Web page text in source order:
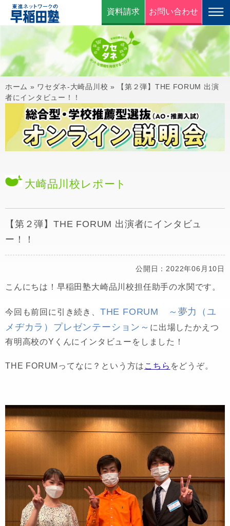
資料請求 お問い合わせ
ホーム » ワセダネ-大崎品川校 »
【第２弾】THE FORUM 出演
者にインタビュー！！
大崎品川校 レポート
【第２弾】THE FORUM 出演者にインタビュ
ー！！
公開日：2022年06月10日
こんにちは！早稲田塾大崎品川校担任助手の水関です。
今回も前回に引き続き、 THE FORUM ～夢力（ユ
メヂカラ）プレゼンテーション～ に出場したかえつ
有明高校のYくんにインタビューをしました！
THE FORUMってなに？という方は こちら をどうぞ。